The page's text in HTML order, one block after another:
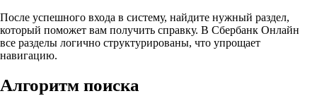
После успешного входа в систему, найдите нужный раздел,
который поможет вам получить справку. В Сбербанк Онлайн
все разделы логично структурированы, что упрощает
навигацию.
Алгоритм поиска